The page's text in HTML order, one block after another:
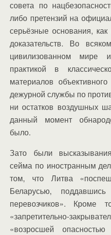
совета по
либо претензий на
серьёзные основания,
доказательств. Во
цивилизованном мире
практикой в
материалов
дежурной службы по
ни остатков воздушных
данный момент
было.
Зато были
сейма по иностранным
том, что Литва
Беларусью,
перевозчиков». Кроме
«запретительно-
«возросшей